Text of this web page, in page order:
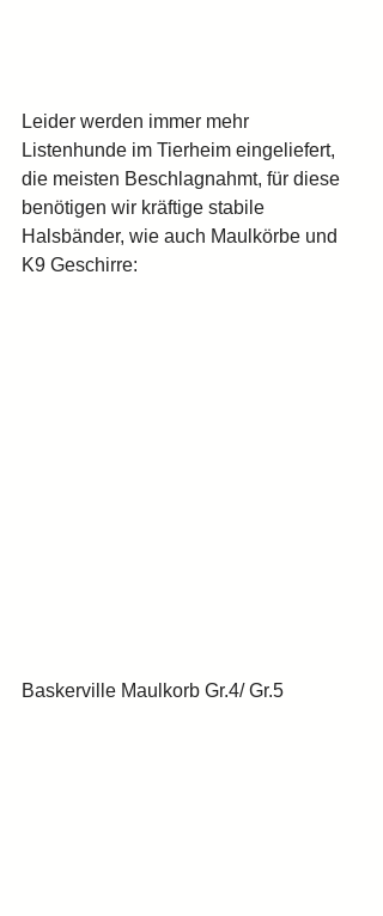
Leider werden immer mehr
Listenhunde im Tierheim eingeliefert,
die meisten Beschlagnahmt, für diese
benötigen wir kräftige stabile
Halsbänder, wie auch Maulkörbe und
K9 Geschirre:
Baskerville Maulkorb Gr.4/ Gr.5